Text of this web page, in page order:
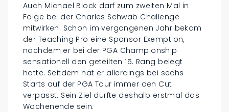
Auch Michael Block darf zum zweiten Mal in
Folge bei der Charles Schwab Challenge
mitwirken. Schon im vergangenen Jahr bekam
der Teaching Pro eine Sponsor Exemption,
nachdem er bei der PGA Championship
sensationell den geteilten 15. Rang belegt
hatte. Seitdem hat er allerdings bei sechs
Starts auf der PGA Tour immer den Cut
verpasst. Sein Ziel dürfte deshalb erstmal das
Wochenende sein.